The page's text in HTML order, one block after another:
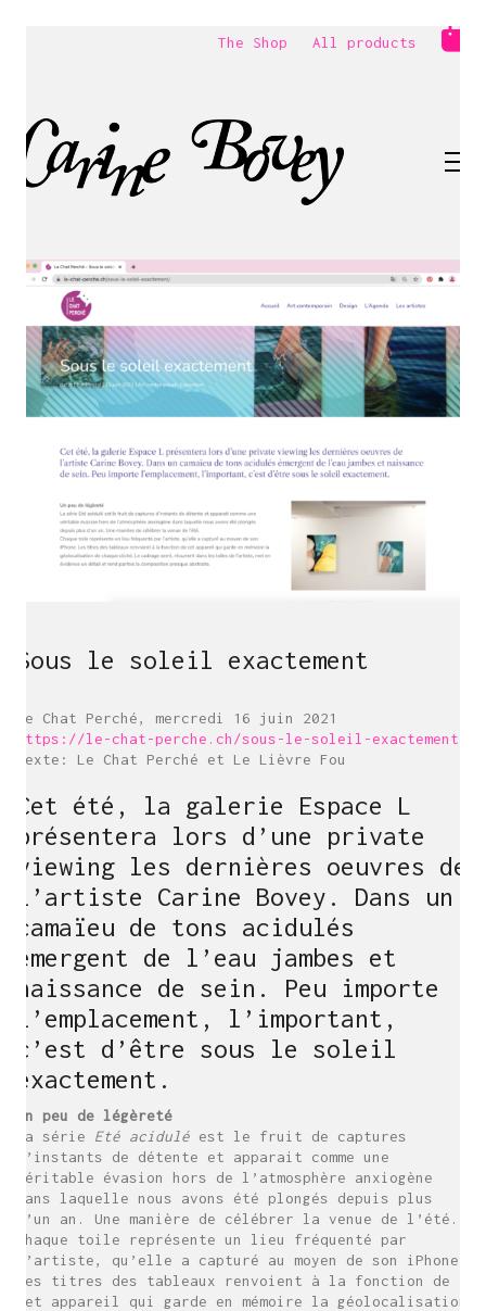
The Shop All products
Sous le soleil exactement
Le Chat Perché, mercredi 16 juin 2021
https://le-chat-perche.ch/sous-le-soleil-exactement/
Texte: Le Chat Perché et Le Lièvre Fou
Cet été, la galerie Espace L
présentera lors d’une private
viewing les dernières oeuvres de
l’artiste Carine Bovey. Dans un
camaïeu de tons acidulés
émergent de l’eau jambes et
naissance de sein. Peu importe
l’emplacement, l’important,
c’est d’être sous le soleil
exactement.
Un peu de légèreté
La série Eté acidulé est le fruit de captures
d’instants de détente et apparait comme une
véritable évasion hors de l’atmosphère anxiogène
dans laquelle nous avons été plongés depuis plus
d’un an. Une manière de célébrer la venue de l’été.
Chaque toile représente un lieu fréquenté par
l’artiste, qu’elle a capturé au moyen de son iPhone.
Les titres des tableaux renvoient à la fonction de
cet appareil qui garde en mémoire la géolocalisation